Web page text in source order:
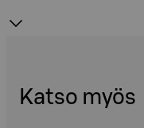
Katso myös